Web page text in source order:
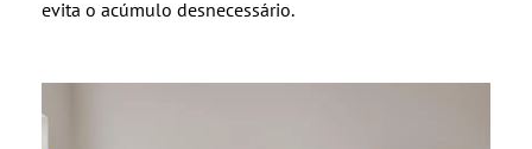
evita o acúmulo desnecessário.